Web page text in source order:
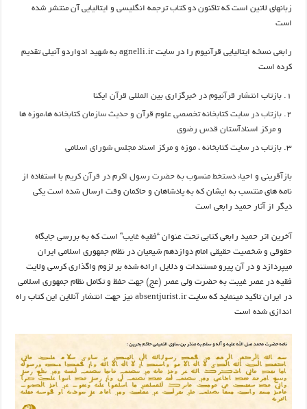
زبانهای لاتین است که تاکنون دو کتاب ترجمه انگلیسی و ایتالیایی آن منتشر شده
است
رابعی نسخه ایتالیایی قرآنیوم را در سایت agnelli.ir به شهید ادواردو آنیلی تقدیم
کرده است
بازتاب انتشار قرآنیوم در خبرگزاری بین المللی قرآن ایکنا
بازتاب در سایت کتابخانه تخصصی علوم قرآن و حدیث سازمان کتابخانه ها،موزه ها
و مرکز اسنادآستان قدس رضوی
بازتاب در سایت کتابخانه ، موزه و مرکز اسناد مجلس شورای اسلامی
بازآفرینی و احیاءدستخط منسوب به حضرت رسول اکرم در قرآن کریمبا استفاده از
نامه های منتسب به ایشان که به پادشاهان و حاکمان وقت ارسال شده است یکی
دیگر از آثار حمید رابعی است
آخرین اثر حمید رابعی کتابی تحت عنوان“فقیه غایب” است که به بررسی جایگاه
حقوقی و شخصیت حقیقی امام دوازدهم شیعیان در نظام جمهوری اسلامی ایران
میپردازد و در آن پیرو مستندات و دلایل ارائه شده بر لزوم واگذاری کرسی ولایت
فقیه در عصر غیبت به حضرت ولی عصر (عج) جهت حفظ و تکامل نظام جمهوری اسلامی
در ایران تاکید مینماید که سایت absentjurist.ir نیز جهت انتشار آنلاین این کتاب راه
اندازی شده است